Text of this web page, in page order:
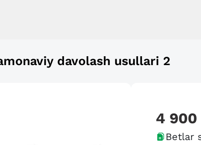
davolash usullari 2
4 900
Betlar